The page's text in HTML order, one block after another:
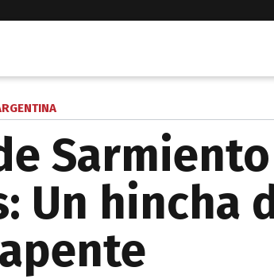
Sarmiento
Un hincha